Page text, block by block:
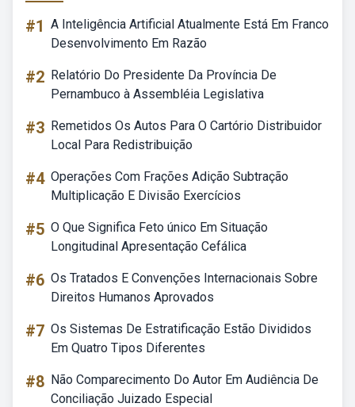
#1 A Inteligência Artificial Atualmente Está Em Franco
Desenvolvimento Em Razão
#2 Relatório Do Presidente Da Província De
Pernambuco à Assembléia Legislativa
#3 Remetidos Os Autos Para O Cartório Distribuidor
Local Para Redistribuição
#4 Operações Com Frações Adição Subtração
Multiplicação E Divisão Exercícios
#5 O Que Significa Feto único Em Situação
Longitudinal Apresentação Cefálica
#6 Os Tratados E Convenções Internacionais Sobre
Direitos Humanos Aprovados
#7 Os Sistemas De Estratificação Estão Divididos
Em Quatro Tipos Diferentes
#8 Não Comparecimento Do Autor Em Audiência De
Conciliação Juizado Especial